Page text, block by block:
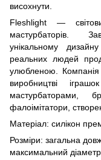
висохнути.
Fleshlight —
мастурбаторів.
унікальному
реальних людей
улюбленою. Компанія
виробництві
мастурбаторами,
фалоімітатори,
Матеріал: силікон
Розміри: загальна
максимальний